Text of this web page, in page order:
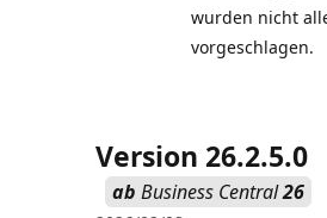
wurden nicht
vorgeschlagen.
Version 26.2.5.0
ab Business Central26